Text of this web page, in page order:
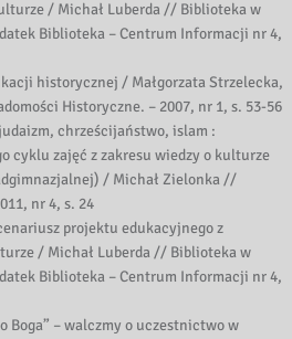
/ Michał Luberda // Biblioteka w
Biblioteka – Centrum Informacji nr 4,
historycznej / Małgorzata Strzelecka,
Historyczne. – 2007, nr 1, s. 53-56
chrześcijaństwo, islam :
cyklu zajęć z zakresu wiedzy o kulturze
/ Michał Zielonka //
nr 4, s. 24
projektu edukacyjnego z
/ Michał Luberda // Biblioteka w
Biblioteka – Centrum Informacji nr 4,
Boga” – walczmy o uczestnictwo w